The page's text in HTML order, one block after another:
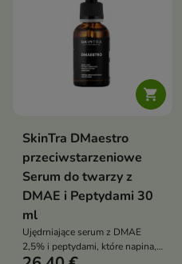

SkinTra DMaestro
przeciwstarzeniowe
Serum do twarzy z
DMAE i Peptydami 30
ml
Ujędrniające serum z DMAE
2,5% i peptydami, które napina,
wygładza i nawilża skórę,